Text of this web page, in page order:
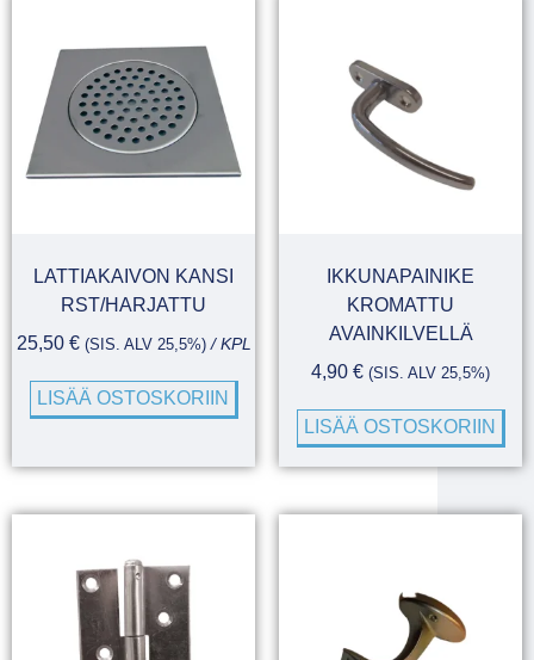
LATTIAKAIVON KANSI
RST/HARJATTU
25,50 € (SIS. ALV 25,5%)/ KPL
LISÄÄ OSTOSKORIIN
IKKUNAPAINIKE
KROMATTU
AVAINKILVELLÄ
4,90 € (SIS. ALV 25,5%)
LISÄÄ OSTOSKORIIN